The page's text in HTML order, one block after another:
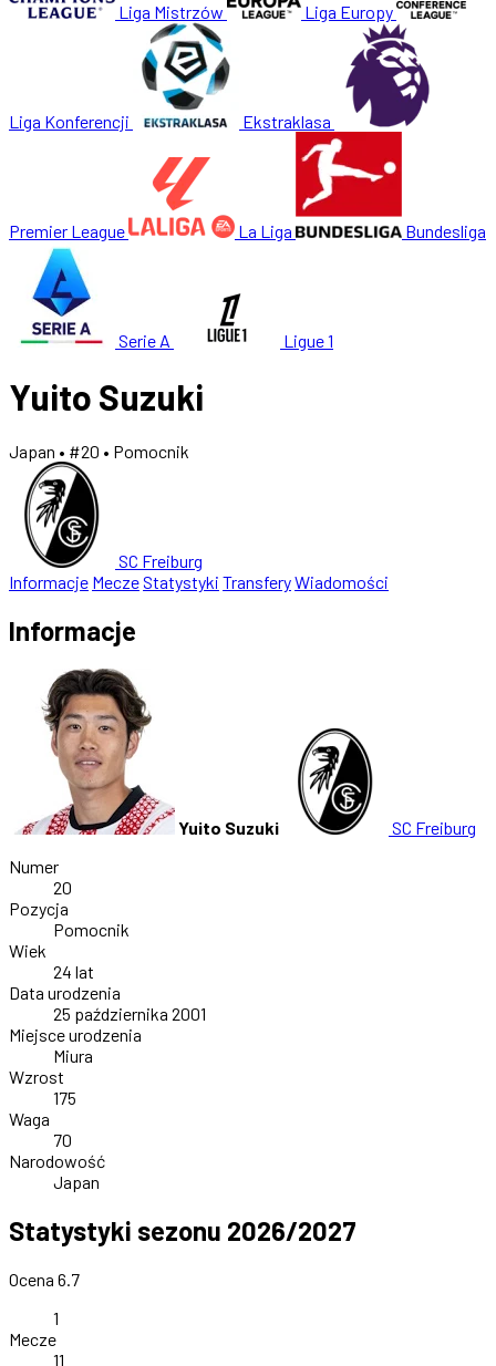
Liga Mistrzów Liga Europy
Liga Konferencji Ekstraklasa
Premier League La Liga Bundesliga
Serie A Ligue 1
Yuito Suzuki
Japan • #20 • Pomocnik
SC Freiburg
Informacje MeczeStatystyki TransferyWiadomości
Informacje
Yuito Suzuki
SC Freiburg
Numer
20
Pozycja
Pomocnik
Wiek
24 lat
Data urodzenia
25 października 2001
Miejsce urodzenia
Miura
Wzrost
175
Waga
70
Narodowość
Japan
Statystyki sezonu 2026/2027
Ocena 6.7
1
Mecze
11